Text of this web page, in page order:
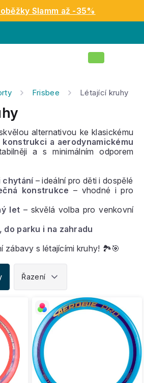
Slamm až -35%
Nákupní
Frisbee Létající kruhy
alternativou ke klasickému
konstrukci a aerodynamickému
a s minimálním odporem
chytání – ideální pro děti i dospělé
konstrukce – vhodné i pro
let – skvělá volba pro venkovní
do parku i na zahradu
zábavy s létajícími kruhy! 🏞️🎯